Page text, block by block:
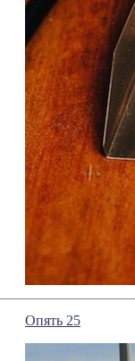
Опять 25